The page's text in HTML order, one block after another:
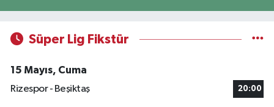
Süper Lig Fikstür
15 Mayıs, Cuma
Rizespor - Beşiktaş
20:00